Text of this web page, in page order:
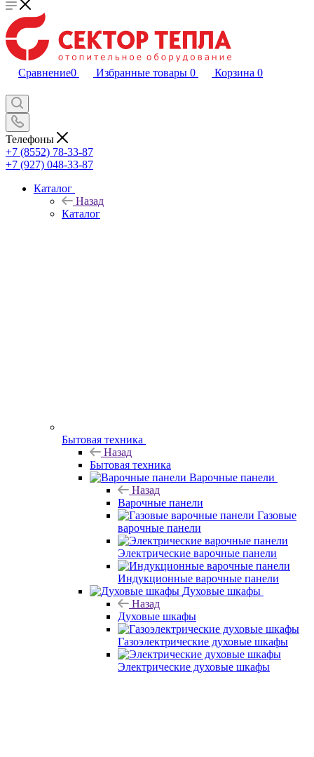
Сравнение0 Избранные товары 0 Корзина 0
Телефоны
+7 (8552) 78-33-87
+7 (927) 048-33-87
Каталог
Назад
Каталог
Бытовая техника
Назад
Бытовая техника
Варочные панели
Назад
Варочные панели
Газовые
варочные панели
Электрические варочные панели
Индукционные варочные панели
Духовые шкафы
Назад
Духовые шкафы
Газоэлектрические духовые шкафы
Электрические духовые шкафы